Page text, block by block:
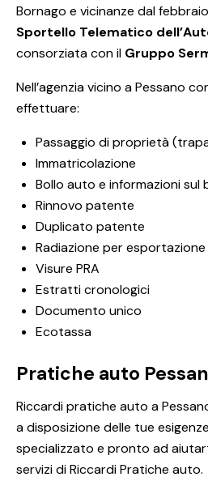
Bornago e vicinanze dal
Sportello Telematico
consorziata con il Gruppo
Nell’agenzia vicino a Pessano
effettuare:
Passaggio di proprietà
Immatricolazione
Bollo auto e informazioni sul
Rinnovo patente
Duplicato patente
Radiazione per esportazione
Visure PRA
Estratti cronologici
Documento unico
Ecotassa
Pratiche auto
Riccardi pratiche auto a
a disposizione delle tue
specializzato e pronto ad
servizi di Riccardi Pratiche auto.